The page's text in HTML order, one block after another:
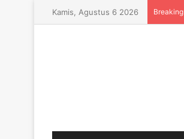
Kamis, Agustus 6 2026